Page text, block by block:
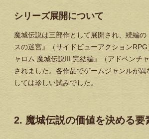
シリーズ展開について
魔城伝説は三部作として展開され、続編の
スの迷宮』（サイドビューアクション
ャロム 魔城伝説III 完結編』（アドベンチ
されました。各作品でゲームジャンルが異
しては珍しい試みでした。
2. 魔城伝説の価値を決める要